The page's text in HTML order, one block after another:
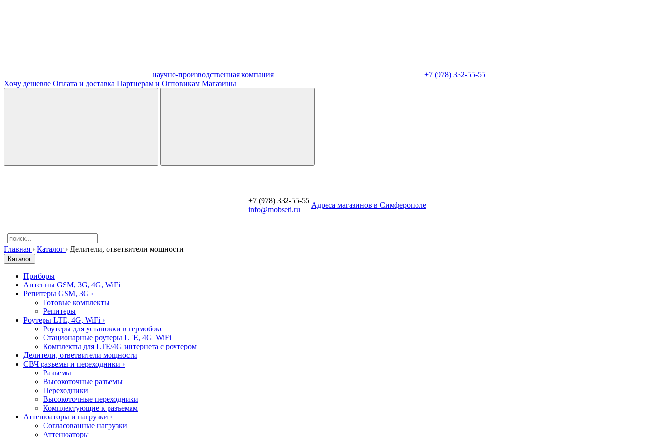
научно-производственная компания
+7 (978) 332-55-55
Хочу дешевле Оплата и доставка Партнерам и Оптовикам Магазины
+7 (978) 332-55-55
info@mobseti.ru
Aдреса магазинов в Симферополе
Главная › Каталог › Делители, ответвители мощности
Каталог
Приборы
Антенны GSM, 3G, 4G, WiFi
Репитеры GSM, 3G ›
Готовые комплекты
Репитеры
Роутеры LTE, 4G, WiFi ›
Роутеры для установки в гермобокс
Стационарные роутеры LTE, 4G, WiFi
Комплекты для LTE/4G интернета с роутером
Делители, ответвители мощности
СВЧ разъемы и переходники ›
Разъемы
Высокоточные разъемы
Переходники
Высокоточные переходники
Комплектующие к разъемам
Аттенюаторы и нагрузки ›
Согласованные нагрузки
Аттенюаторы